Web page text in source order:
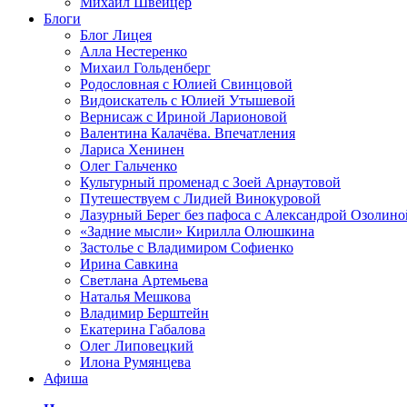
Блоги
Блог Лицея
Алла Нестеренко
Михаил Гольденберг
Родословная с Юлией Свинцовой
Видоискатель с Юлией Утышевой
Вернисаж с Ириной Ларионовой
Валентина Калачёва. Впечатления
Лариса Хенинен
Олег Гальченко
Культурный променад с Зоей Арнаутовой
Путешествуем с Лидией Винокуровой
Лазурный Берег без пафоса с Александрой
«Задние мысли» Кирилла Олюшкина
Застолье с Владимиром Софиенко
Ирина Савкина
Светлана Артемьева
Наталья Мешкова
Владимир Берштейн
Екатерина Габалова
Олег Липовецкий
Илона Румянцева
Афиша